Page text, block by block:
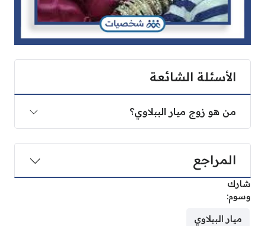
الأسئلة الشائعة
من هو زوج ميار الببلاوي؟
المراجع
شارك
وسوم:
ميار الببلاوي